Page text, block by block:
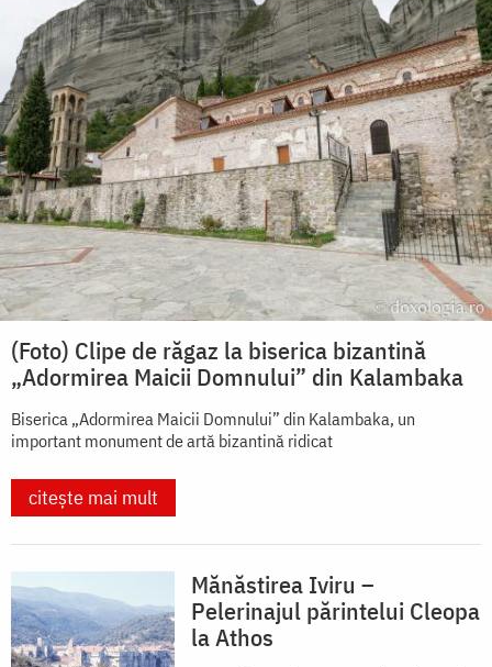
(Foto) Clipe de răgaz la biserica bizantină
„Adormirea Maicii Domnului” din Kalambaka
Biserica „Adormirea Maicii Domnului” din Kalambaka, un
important monument de artă bizantină ridicat
citește mai mult
Mănăstirea Iviru –
Pelerinajul părintelui Cleopa
la Athos